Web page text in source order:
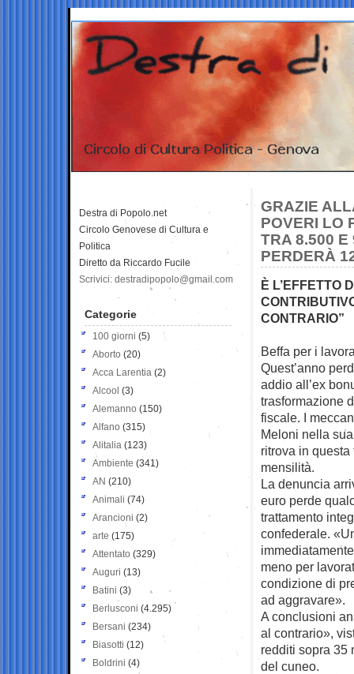
GRAZIE
POVERI LO
TRA 8.500 E
PERDERÀ
È L’EFFETTO
CONTRARIO”
Beffa per i
Quest’anno
addio all’ex
trasformazione
fiscale. I
Meloni nella
ritrova in
mensilità.
La denuncia
euro perde
trattamento
confederale.
meno per
condizione di
ad aggravare».
A conclusioni
al contrario»,
redditi sopra 35
del cuneo.
Destra di Popolo.net
Circolo Genovese di Cultura e
Politica
Diretto da Riccardo Fucile
Scrivici: destradipopolo@gmail.com
Categorie
100 giorni (5)
Aborto (20)
Acca Larentia (2)
Alcool (3)
Alemanno (150)
Alfano (315)
Alitalia (123)
Ambiente (341)
AN (210)
Animali (74)
Arancioni (2)
arte (175)
Attentato (329)
Auguri (13)
Batini (3)
Berlusconi (4.295)
Bersani (234)
Biasotti (12)
Boldrini (4)